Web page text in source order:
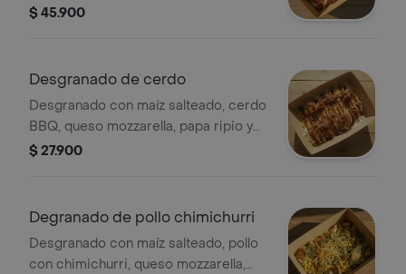
mozzarella, papa ripio y salsa de la
$ 45.900
Desgranado de cerdo
Desgranado con maíz salteado, cerdo
BBQ, queso mozzarella, papa ripio y
alioli.
$ 27.900
Degranado de pollo chimichurri
Desgranado con maíz salteado, pollo
con chimichurri, queso mozzarella,